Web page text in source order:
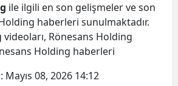
ile ilgili en son gelişmeler ve son
haberleri sunulmaktadır.
Rönesans Holding
Holding haberleri
Mayıs 08, 2026 14:12